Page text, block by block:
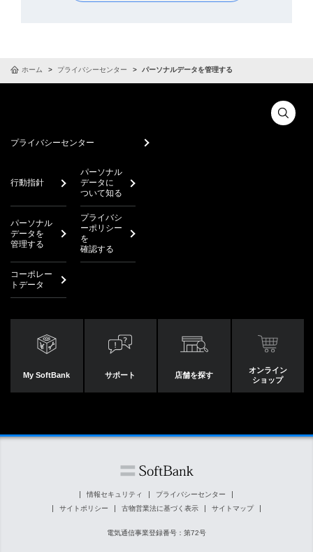
ホーム プライバシーセンター パーソナルデータを管理する
プライバシーセンター
行動指針
パーソナル
データに
ついて知る
パーソナル
データを
管理する
プライバシ
ーポリシー
を
確認する
コーポレー
トデータ
My SoftBank サポート 店舗を探す
オンライン
ショップ
情報セキュリティ
プライバシーセンター
サイトポリシー
古物営業法に基づく表示 サイトマップ
電気通信事業登録番号：第72号